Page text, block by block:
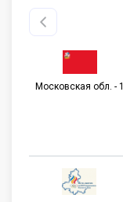
Московская обл. - 1